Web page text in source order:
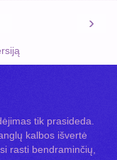
›
tik prasideda.
kalbos išvertė
rasti bendraminčių,